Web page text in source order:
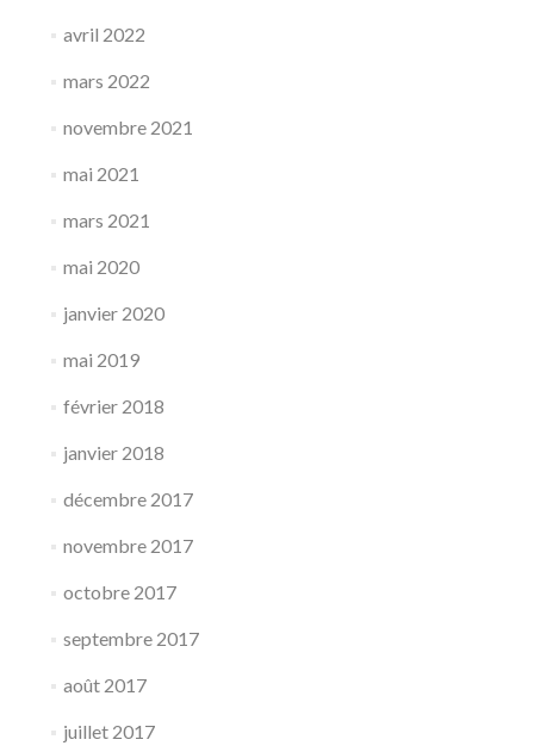
avril 2022
mars 2022
novembre 2021
mai 2021
mars 2021
mai 2020
janvier 2020
mai 2019
février 2018
janvier 2018
décembre 2017
novembre 2017
octobre 2017
septembre 2017
août 2017
juillet 2017